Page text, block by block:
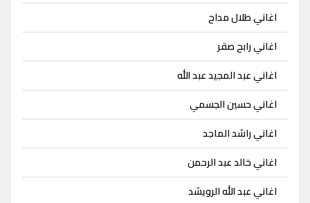
اغاني طلال مداح
اغاني رابح صقر
اغاني عبد المجيد عبد الله
اغاني حسين الجسمي
اغاني راشد الماجد
اغاني خالد عبد الرحمن
اغاني عبد الله الرويشد